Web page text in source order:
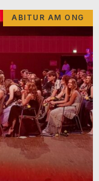
ABITUR AM ONG